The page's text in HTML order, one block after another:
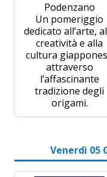
Podenzano
Un pomeriggio
dedicato all’arte,
creatività e alla
cultura
attraverso
l’affascinante
tradizione degli
origami.
Venerdì 05